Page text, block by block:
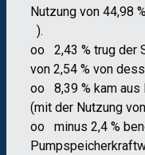
Nutzung
).
oo 2,43 % trug der
von 2,54 % von
oo 8,39 % kam aus
(mit der Nutzung
oo minus 2,4 %